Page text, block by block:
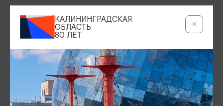
Серебряное ожерелье
Электронная виза
Туры и экскурсии
Афиша мероприятий
Гостевая книга
Гиды и экскурсоводы
КАЛИНИНГРАДСКАЯ
ОБЛАСТЬ
80 ЛЕТ